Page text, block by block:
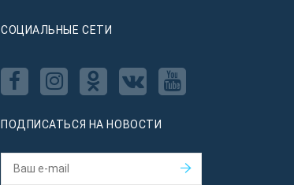
CОЦИАЛЬНЫЕ СЕТИ
ПОДПИСАТЬСЯ НА НОВОСТИ